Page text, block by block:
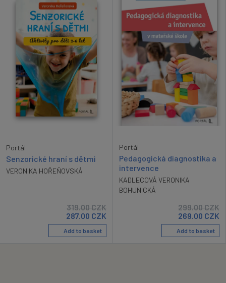
Portál
Senzorické hraní s dětmi
VERONIKA HOŘEŇOVSKÁ
319.00CZK
287.00 CZK
Add to basket
Portál
Pedagogická diagnostika a
intervence
KADLECOVÁ VERONIKA
BOHUNICKÁ
299.00CZK
269.00 CZK
Add to basket